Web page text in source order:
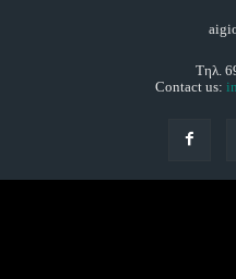
Τηλ.
Contact us: